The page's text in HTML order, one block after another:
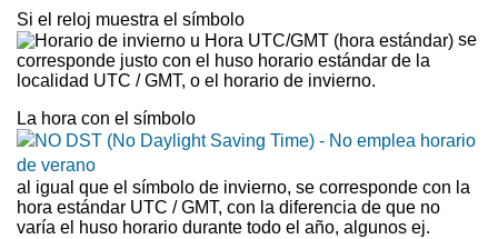
Si el reloj muestra el símbolo
se
corresponde justo con el huso horario estándar de la
localidad UTC / GMT, o el horario de invierno.
La hora con el símbolo
al igual que el símbolo de invierno, se corresponde con la
hora estándar UTC / GMT, con la diferencia de que no
varía el huso horario durante todo el año, algunos ej.